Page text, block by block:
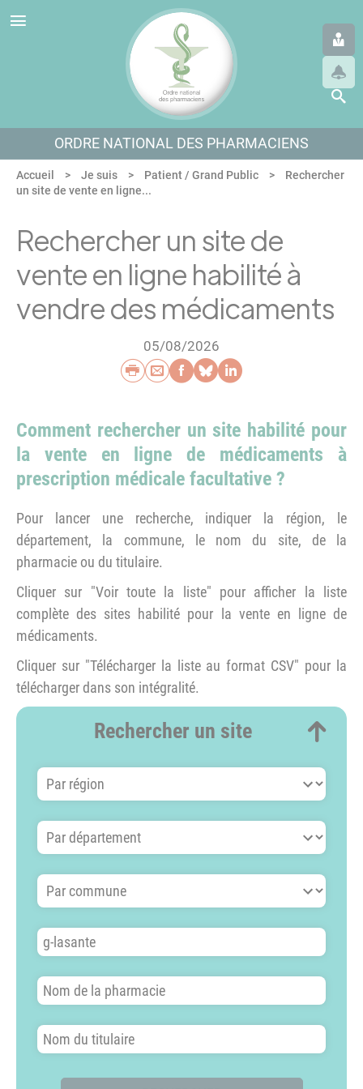
Aller au menu
Aller au contenu
Aller en bas de page
ORDRE NATIONAL DES PHARMACIENS
Accueil Je suis Patient / Grand Public
Rechercher
un site de vente en ligne...
Rechercher un site de
vente en ligne habilité à
vendre des médicaments
05/08/2026
Imprimer
Envoyer par e-mail
Partager sur
Partager sur
Partager sur
Comment rechercher un site habilité pour
la vente en ligne de médicaments à
prescription médicale facultative ?
Pour lancer une recherche, indiquer la région, le
département, la commune, le nom du site, de la
pharmacie ou du titulaire.
Cliquer sur "Voir toute la liste" pour afficher la liste
complète des sites habilité pour la vente en ligne de
médicaments.
Cliquer sur "Télécharger la liste au format CSV" pour la
télécharger dans son intégralité.
Rechercher un site
Par région
Par département
Par commune
Nom du site
Nom de la pharmacie
Nom du titulaire
Panneau de gestion des cookies